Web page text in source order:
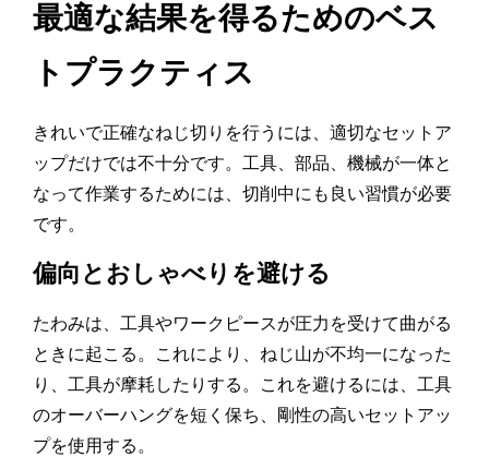
最適な結果を得るためのベス
トプラクティス
きれいで正確なねじ切りを行うには、適切なセットア
ップだけでは不十分です。工具、部品、機械が一体と
なって作業するためには、切削中にも良い習慣が必要
です。
偏向とおしゃべりを避ける
たわみは、工具やワークピースが圧力を受けて曲がる
ときに起こる。これにより、ねじ山が不均一になった
り、工具が摩耗したりする。これを避けるには、工具
のオーバーハングを短く保ち、剛性の高いセットアッ
プを使用する。